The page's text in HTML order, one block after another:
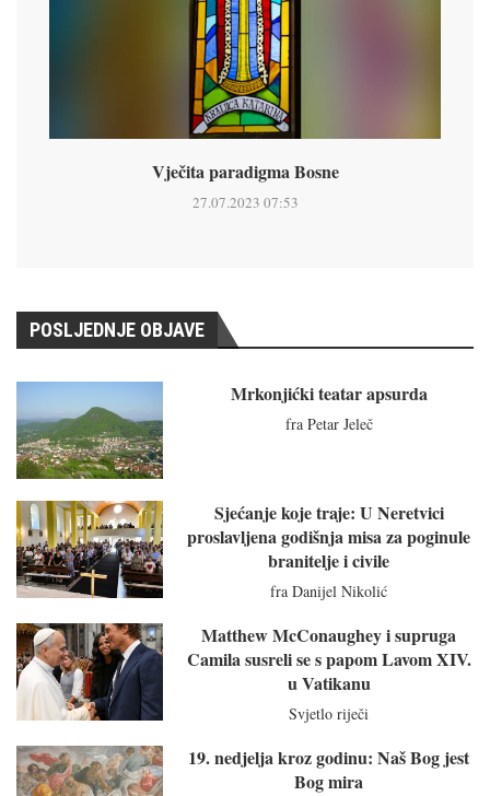
Vječita paradigma Bosne
27.07.2023 07:53
POSLJEDNJE OBJAVE
Mrkonjićki teatar apsurda
fra Petar Jeleč
Sjećanje koje traje: U Neretvici
proslavljena godišnja misa za poginule
branitelje i civile
fra Danijel Nikolić
Matthew McConaughey i supruga
Camila susreli se s papom Lavom XIV.
u Vatikanu
Svjetlo riječi
19. nedjelja kroz godinu: Naš Bog jest
Bog mira